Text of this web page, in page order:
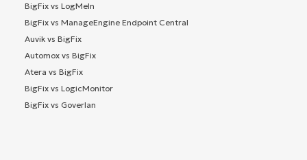
BigFix vs LogMeIn
BigFix vs ManageEngine Endpoint Central
Auvik vs BigFix
Automox vs BigFix
Atera vs BigFix
BigFix vs LogicMonitor
BigFix vs Goverlan